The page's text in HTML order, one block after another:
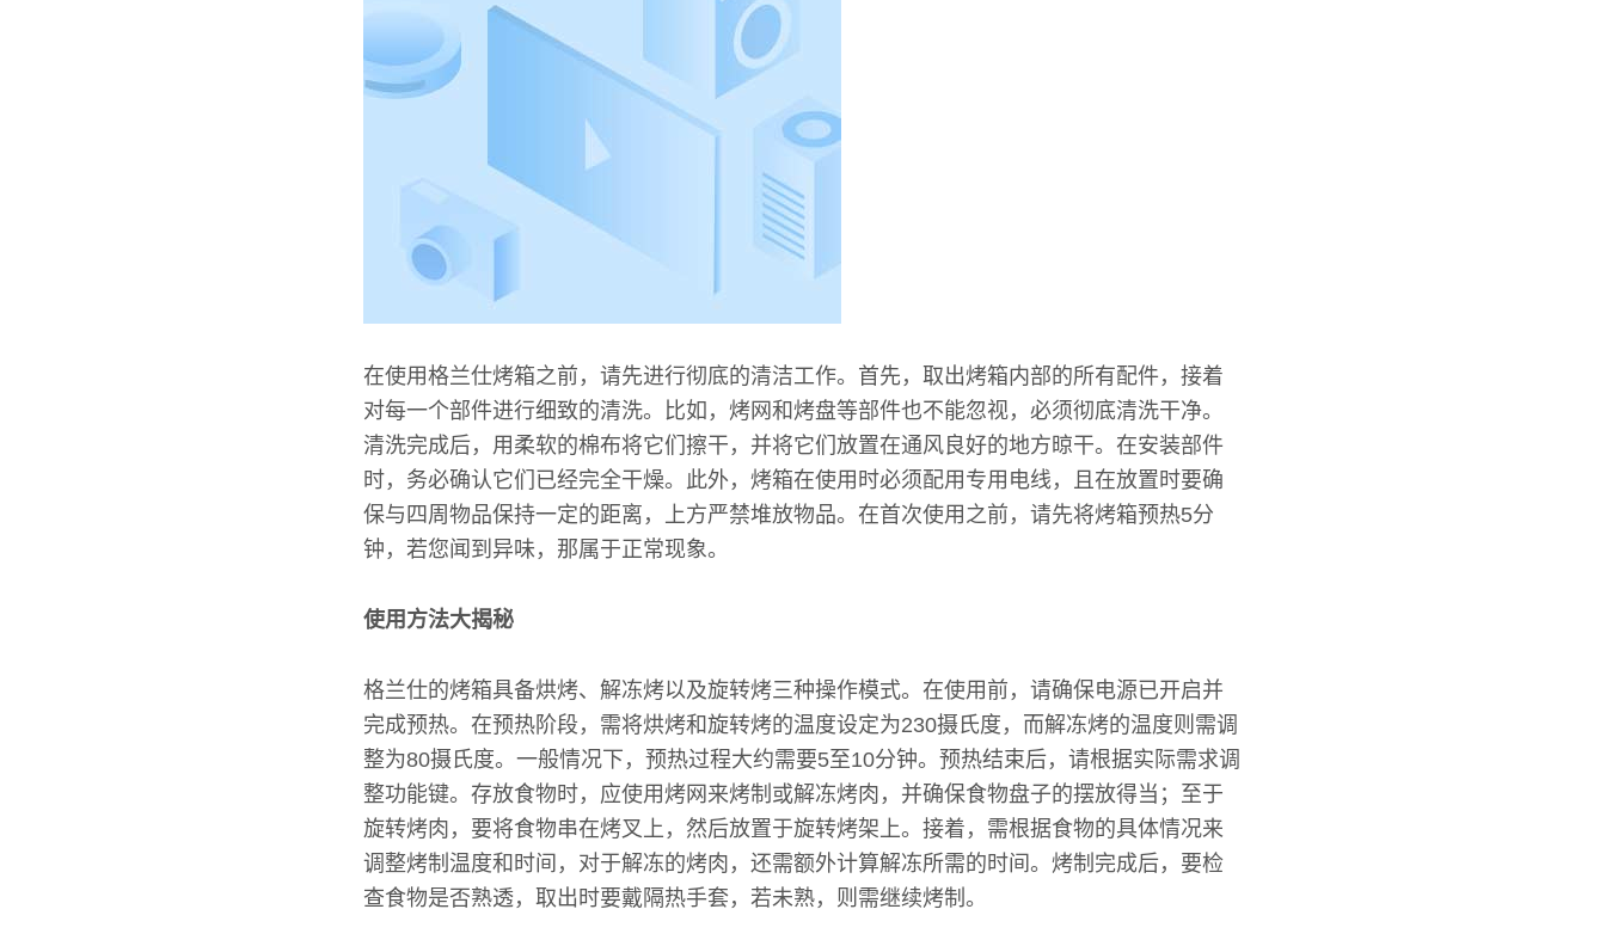
在使用格兰仕烤箱之前，请先进行彻底的清洁工作。首先，取出烤箱内部的所有配件，接着
对每一个部件进行细致的清洗。比如，烤网和烤盘等部件也不能忽视，必须彻底清洗干净。
清洗完成后，用柔软的棉布将它们擦干，并将它们放置在通风良好的地方晾干。在安装部件
时，务必确认它们已经完全干燥。此外，烤箱在使用时必须配用专用电线，且在放置时要确
保与四周物品保持一定的距离，上方严禁堆放物品。在首次使用之前，请先将烤箱预热5分
钟，若您闻到异味，那属于正常现象。
使用方法大揭秘
格兰仕的烤箱具备烘烤、解冻烤以及旋转烤三种操作模式。在使用前，请确保电源已开启并
完成预热。在预热阶段，需将烘烤和旋转烤的温度设定为230摄氏度，而解冻烤的温度则需调
整为80摄氏度。一般情况下，预热过程大约需要5至10分钟。预热结束后，请根据实际需求调
整功能键。存放食物时，应使用烤网来烤制或解冻烤肉，并确保食物盘子的摆放得当；至于
旋转烤肉，要将食物串在烤叉上，然后放置于旋转烤架上。接着，需根据食物的具体情况来
调整烤制温度和时间，对于解冻的烤肉，还需额外计算解冻所需的时间。烤制完成后，要检
查食物是否熟透，取出时要戴隔热手套，若未熟，则需继续烤制。